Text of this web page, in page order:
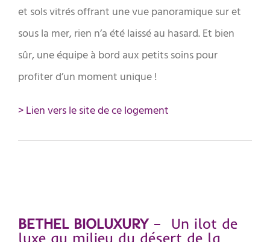
et sols vitrés offrant une vue panoramique sur et
sous la mer, rien n’a été laissé au hasard. Et bien
sûr, une équipe à bord aux petits soins pour
profiter d’un moment unique !
> Lien vers le site de ce logement
BETHEL BIOLUXURY– Un ilot de
luxe au milieu du désert de la